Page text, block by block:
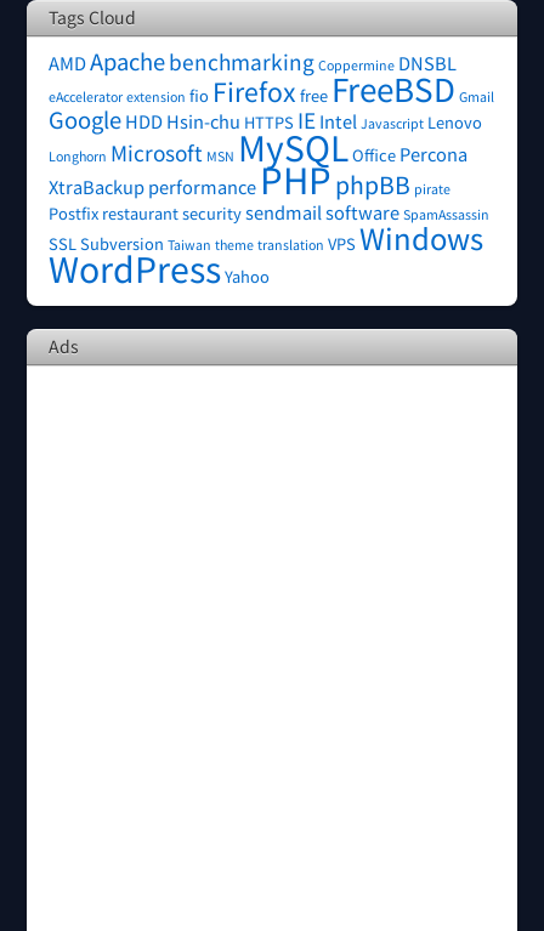
Tags Cloud
AMDApachebenchmarking Coppermine DNSBL
eAccelerator extension fio Firefox free FreeBSD Gmail
GoogleHDDHsin-chu HTTPS IE Intel Javascript Lenovo
Longhorn Microsoft MSN MySQLOffice Percona
XtraBackupperformancePHP phpBB pirate
Postfix restaurantsecuritysendmail software SpamAssassin
SSL Subversion Taiwan theme translation VPS Windows
WordPressYahoo
Ads